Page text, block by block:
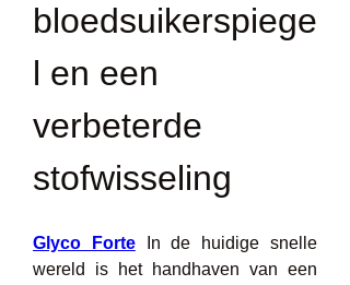
bloedsuikerspiege
l en een
verbeterde
stofwisseling
Glyco Forte In de huidige snelle
wereld is het handhaven van een